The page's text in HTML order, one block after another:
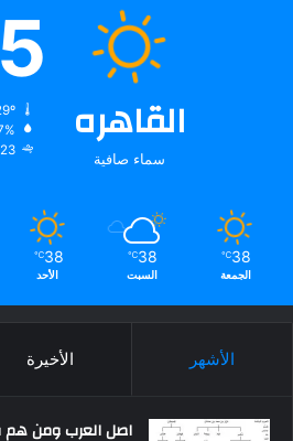
القاهره
سماء صافية
3.23
38
℃
الجمعة
38
℃
السبت
38
℃
الأحد
الأشهر الأخيرة
اصل العرب ومن هم